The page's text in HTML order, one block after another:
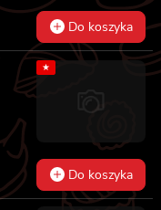
Do koszyka
★
Do koszyka